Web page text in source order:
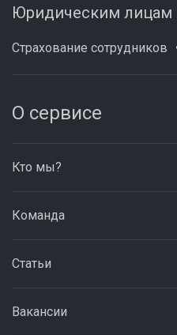
Юридическим лицам
Страхование сотрудников
О сервисе
Кто мы?
Команда
Статьи
Вакансии